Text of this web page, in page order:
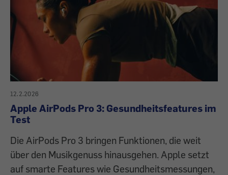
12.2.2026
Apple AirPods Pro 3: Gesundheitsfeatures im
Test
Die AirPods Pro 3 bringen Funktionen, die weit
über den Musikgenuss hinausgehen. Apple setzt
auf smarte Features wie Gesundheitsmessungen,